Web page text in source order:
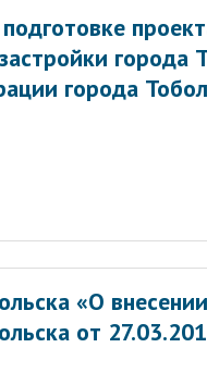
города
города
«О
от